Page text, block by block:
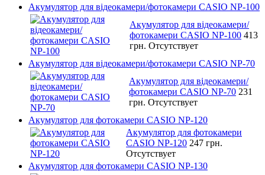
Акумулятор для відеокамери/фотокамери CASIO NP-100
Акумулятор для відеокамери/
фотокамери CASIO NP-100 413
грн. Отсутствует
Акумулятор для відеокамери/фотокамери CASIO NP-70
Акумулятор для відеокамери/
фотокамери CASIO NP-70 231
грн. Отсутствует
Акумулятор для фотокамери CASIO NP-120
Акумулятор для фотокамери
CASIO NP-120 247 грн.
Отсутствует
Акумулятор для фотокамери CASIO NP-130